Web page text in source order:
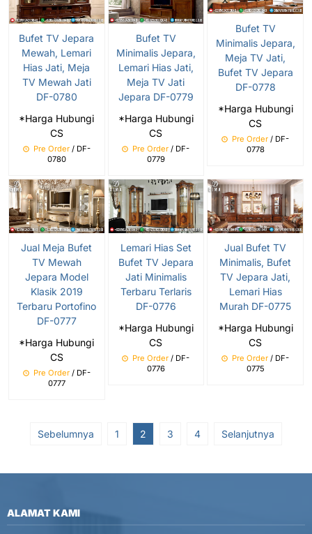
Bufet TV Jepara
Mewah, Lemari
Hias Jati, Meja
TV Mewah Jati
DF-0780
*Harga Hubungi
CS
Pre Order/ DF-
0780
Bufet TV
Minimalis Jepara,
Lemari Hias Jati,
Meja TV Jati
Jepara DF-0779
*Harga Hubungi
CS
Pre Order / DF-
0779
Bufet TV
Minimalis Jepara,
Meja TV Jati,
Bufet TV Jepara
DF-0778
*Harga Hubungi
CS
Pre Order / DF-
0778
Jual Meja Bufet
TV Mewah
Jepara Model
Klasik 2019
Terbaru Portofino
DF-0777
*Harga Hubungi
CS
Pre Order/ DF-
0777
Lemari Hias Set
Bufet TV Jepara
Jati Minimalis
Terbaru Terlaris
DF-0776
*Harga Hubungi
CS
Pre Order / DF-
0776
Jual Bufet TV
Minimalis, Bufet
TV Jepara Jati,
Lemari Hias
Murah DF-0775
*Harga Hubungi
CS
Pre Order / DF-
0775
Sebelumnya 1 2 3 4 Selanjutnya
ALAMAT KAMI